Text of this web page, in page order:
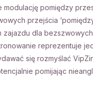
pomiędzy
przejścia
zajazdu dla
reprezentuje
się rozmyślać
pomijając